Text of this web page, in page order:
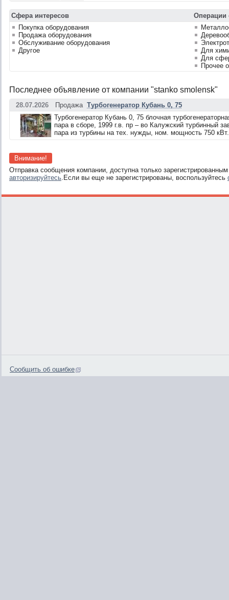
Сфера интересов
Операции
Покупка оборудования
Продажа оборудования
Обслуживание оборудования
Другое
Для
Для
Прочее
Последнее объявление от компании "stanko smolensk"
28.07.2026 Продажа Турбогенератор Кубань 0, 75
Турбогенератор Кубань 0, 75 блочная
пара в сборе, 1999 г.в. пр – во Калужский турбинный
пара из турбины на тех. нужды, ном. мощность 750
Внимание!
Отправка сообщения компании, доступна только
авторизируйтесь.Если вы еще не зарегистрированы, воспользуйтесь
Сообщить об ошибке